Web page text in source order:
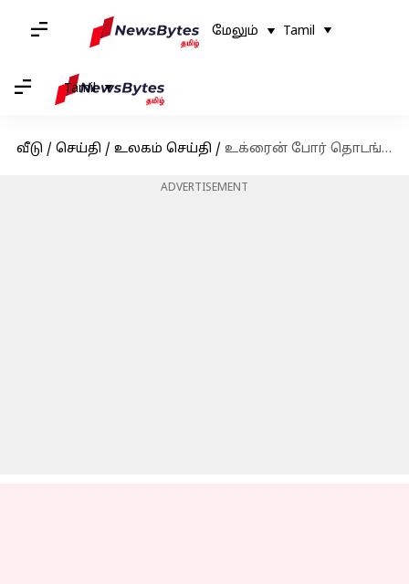
மேலும் Tamil
Tamil
வீடு / செய்தி / உலகம் செய்தி / உக்ரைன் போர் தொடங்கியதற்கு ஜெலென்ஸ்கியை காரணம்: டொனால்ட் டிரம்ப் குற்றச்சாட்டு
ADVERTISEMENT